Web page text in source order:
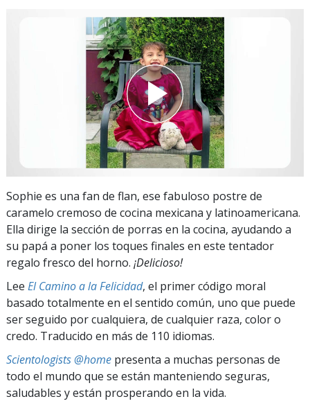
Sophie es una fan de flan, ese fabuloso postre de
caramelo cremoso de cocina mexicana y latinoamericana.
Ella dirige la sección de porras en la cocina, ayudando a
su papá a poner los toques finales en este tentador
regalo fresco del horno. ¡Delicioso!
Lee El Camino a la Felicidad, el primer código moral
basado totalmente en el sentido común, uno que puede
ser seguido por cualquiera, de cualquier raza, color o
credo. Traducido en más de 110 idiomas.
Scientologists @home presenta a muchas personas de
todo el mundo que se están manteniendo seguras,
saludables y están prosperando en la vida.